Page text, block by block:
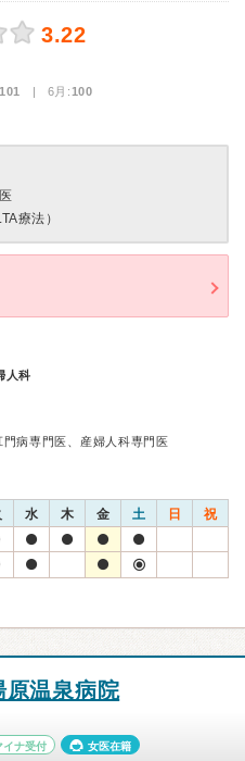
3.22
101 | 6月:100
療法）
人科
病専門医、産婦人科専門医
水 木 金 土 日 祝
原温泉病院
イナ受付 女医在籍